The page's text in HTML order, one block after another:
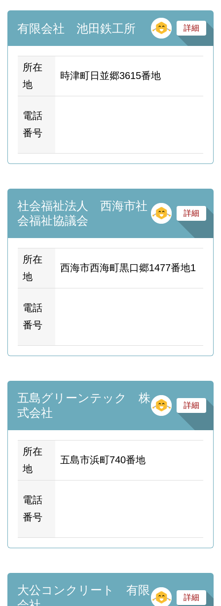
有限会社 池田鉄工所 そ
詳細
所在
地
時津町日並郷3615番地
電話
番号
社会福祉法人 西海市社
会福祉協議会
そ
詳細
所在
地
西海市西海町黒口郷1477番地1
電話
番号
五島グリーンテック 株
式会社
そ
詳細
所在
地
五島市浜町740番地
電話
番号
大公コンクリート 有限
そ
詳細